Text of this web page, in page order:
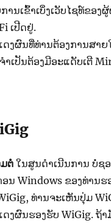
ນ​​ເຂົ້າ​ເບິ່ງ​ເວັບ​ໄຊ​ທ໌ຂອງ​
ເປີດຢູ່.
ງຜົນທີ່ທ່ານຕ້ອງການສາ
ຳເປັນຕ້ອງມີອະແດັບເຕີ
ຕໍ່ໃນສູນດຳເນີນການ ບໍ່ຊ
ນ Windows ຂອງທ່ານ
ທ່ານຈະເຫັນປຸ່ມ
ງຜົນຮອງຮັບ WiGig. ຖ້າ